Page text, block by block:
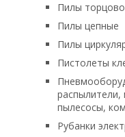
Пилы
Пилы цепные
Пилы
Пистолеты
распылители,
пылесосы,
Рубанки